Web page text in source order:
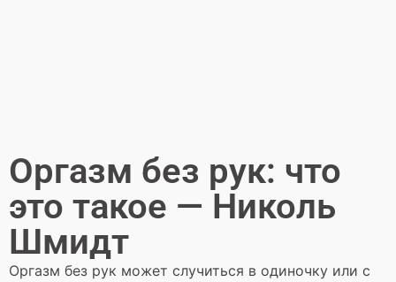
Оргазм без рук: что
это такое — Николь
Шмидт
Оргазм без рук может случиться в одиночку или с